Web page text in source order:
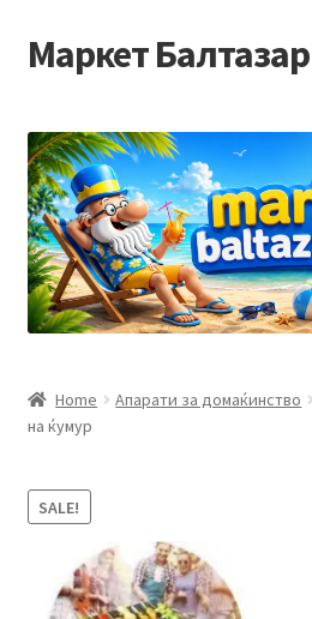
Skip
to
Skip
to
Маркет Балтазар
Checkout
Homepage
Privacy Policy
Контакт
Корисничка подршка
Кошничка
Home Апарати за домаќинство
на ќумур
SALE!